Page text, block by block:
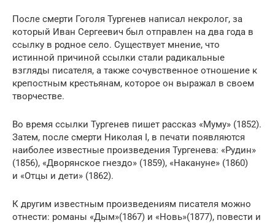
После смерти Гоголя Тургенев написал некролог, за
который Иван Сергеевич был отправлен на два года в
ссылку в родное село. Существует мнение, что
истинной причиной ссылки стали радикальные
взгляды писателя, а также сочувственное отношение к
крепостным крестьянам, которое он выражал в своем
творчестве.
Во время ссылки Тургенев пишет рассказ «Муму» (1852).
Затем, после смерти Николая I, в печати появляются
наиболее известные произведения Тургенева: «Рудин»
(1856), «Дворянское гнездо» (1859), «Накануне» (1860)
и «Отцы и дети» (1862).
К другим известным произведениям писателя можно
отнести: романы «Дым»(1867) и «Новь»(1877), повести и